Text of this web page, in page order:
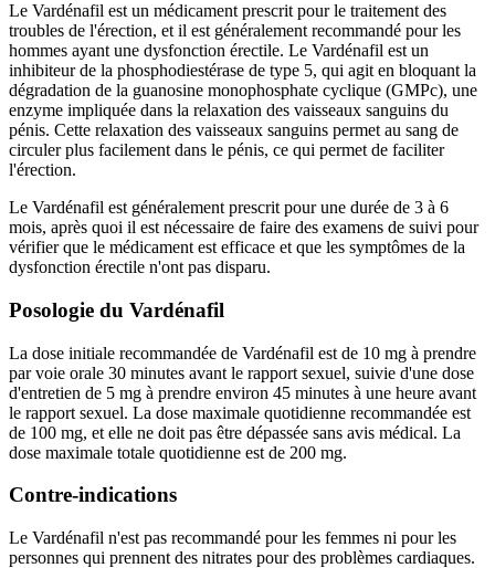
Le Vardénafil est un médicament prescrit pour le traitement des
troubles de l'érection, et il est généralement recommandé pour les
hommes ayant une dysfonction érectile. Le Vardénafil est un
inhibiteur de la phosphodiestérase de type 5, qui agit en bloquant la
dégradation de la guanosine monophosphate cyclique (GMPc), une
enzyme impliquée dans la relaxation des vaisseaux sanguins du
pénis. Cette relaxation des vaisseaux sanguins permet au sang de
circuler plus facilement dans le pénis, ce qui permet de faciliter
l'érection.
Le Vardénafil est généralement prescrit pour une durée de 3 à 6
mois, après quoi il est nécessaire de faire des examens de suivi pour
vérifier que le médicament est efficace et que les symptômes de la
dysfonction érectile n'ont pas disparu.
Posologie du Vardénafil
La dose initiale recommandée de Vardénafil est de 10 mg à prendre
par voie orale 30 minutes avant le rapport sexuel, suivie d'une dose
d'entretien de 5 mg à prendre environ 45 minutes à une heure avant
le rapport sexuel. La dose maximale quotidienne recommandée est
de 100 mg, et elle ne doit pas être dépassée sans avis médical. La
dose maximale totale quotidienne est de 200 mg.
Contre-indications
Le Vardénafil n'est pas recommandé pour les femmes ni pour les
personnes qui prennent des nitrates pour des problèmes cardiaques.